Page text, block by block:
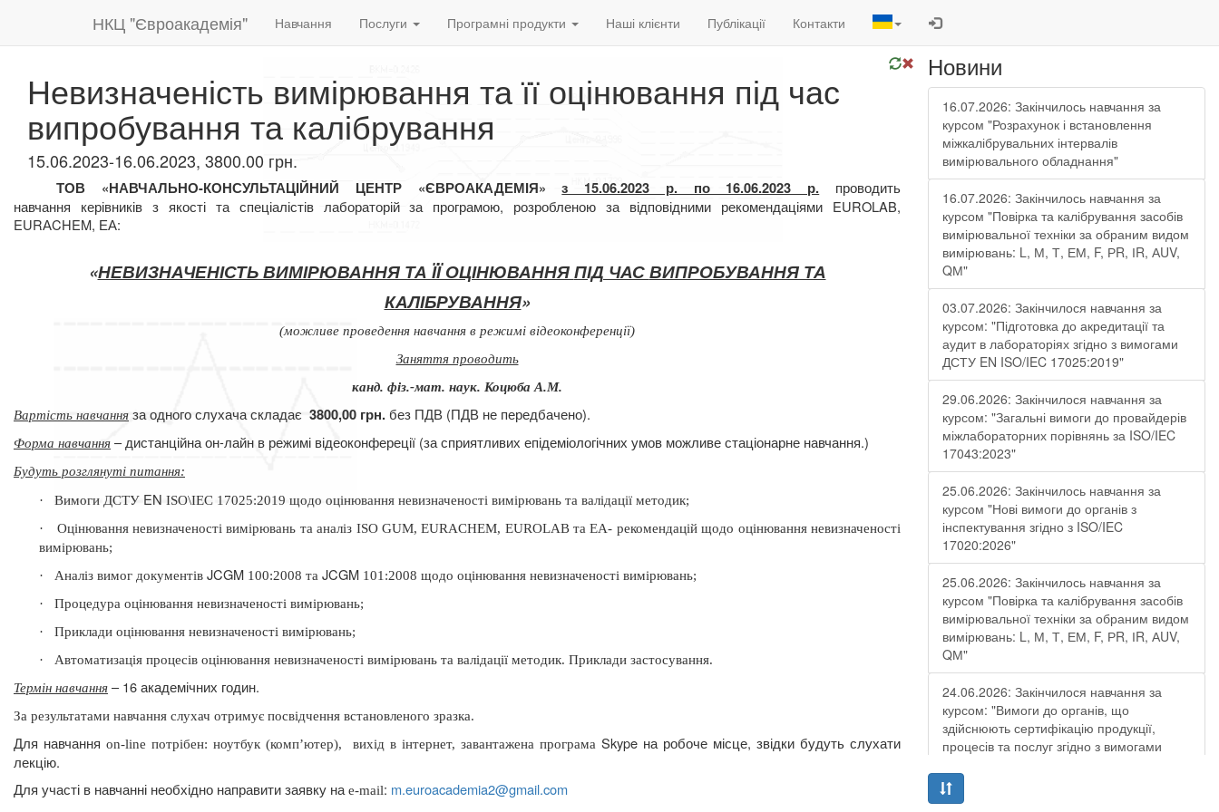
НКЦ "Євроакадемія" Навчання Послуги Програмні продукти Наші клієнти Публікації Контакти
Невизначеність вимірювання та її оцінювання під час
випробування та калібрування
15.06.2023-16.06.2023, 3800.00 грн.
ТОВ «НАВЧАЛЬНО-КОНСУЛЬТАЦІЙНИЙ ЦЕНТР «ЄВРОАКАДЕМІЯ»з 15.06.2023 р. по 16.06.2023 р.
проводить
навчання керівників з якості та спеціалістів лабораторій за програмою, розробленою за відповідними рекомендаціями EUROLAB,
EURАCHEM, ЕА:
«НЕВИЗНАЧЕНІСТЬ ВИМІРЮВАННЯ ТА ЇЇ ОЦІНЮВАННЯПІД ЧАСВИПРОБУВАННЯ ТА
КАЛІБРУВАННЯ»
(можливе проведення навчання в режимі відеоконференції)
Заняття проводить
канд. фіз.-мат. наук. Коцюба А.М.
Вартість навчання за одного слухача складає 3800,00 грн. без ПДВ (ПДВ не передбачено).
Форма навчання – дистанційна он-лайн в режимі відеоконфереції (за сприятливих епідеміологічних умов можливе стаціонарне навчання.)
Будуть розглянуті питання:
·
Вимоги ДСТУ EN ISO\IEC 17025:2019 щодо оцінювання невизначеності вимірювань та валідації методик;
·
Оцінювання невизначеності вимірювань та аналіз ISO GUM, EURACHEM, EUROLAB та EA- рекомендацій щодо оцінювання невизначеності
вимірювань;
·
Аналіз вимог документівJCGM 100:2008 таJCGM 101:2008 щодо оцінювання невизначеності вимірювань;
·
Процедура оцінювання невизначеності вимірювань;
·
Приклади оцінювання невизначеності вимірювань;
·
Автоматизація процесів оцінювання невизначеності вимірювань та валідації методик. Приклади застосування.
Термін навчання – 16 академічних годин.
За результатами навчання слухач отримує посвідчення встановленого зразка.
Для навчання on-line потрібен: ноутбук (комп’ютер), вихід в інтернет, завантажена програма Skype на робоче місце, звідки будуть слухати
лекцію.
Для участі в навчанні необхідно направити заявку на e-mail: m.euroacademia2@gmail.com
Новини
16.07.2026: Закінчилось навчання за
курсом "Розрахунок і встановлення
міжкалібрувальних інтервалів
вимірювального обладнання"
16.07.2026: Закінчилось навчання за
курсом "Повірка та калібрування засобів
вимірювальної техніки за обраним видом
вимірювань: L, М, Т, ЕМ, F, РR, ІR, АUV,
QМ"
03.07.2026: Закінчилося навчання за
курсом: "Підготовка до акредитації та
аудит в лабораторіях згідно з вимогами
ДСТУ EN ISO/IEC 17025:2019"
29.06.2026: Закінчилося навчання за
курсом: "Загальні вимоги до провайдерів
міжлабораторних порівнянь за ISO/IEC
17043:2023"
25.06.2026: Закінчилось навчання за
курсом "Нові вимоги до органів з
інспектування згідно з ISO/IEC
17020:2026"
25.06.2026: Закінчилось навчання за
курсом "Повірка та калібрування засобів
вимірювальної техніки за обраним видом
вимірювань: L, М, Т, ЕМ, F, РR, ІR, АUV,
QМ"
24.06.2026: Закінчилося навчання за
курсом: "Вимоги до органів, що
здійснюють сертифікацію продукції,
процесів та послуг згідно з вимогами
19.06.2026: Закінчилося навчання за